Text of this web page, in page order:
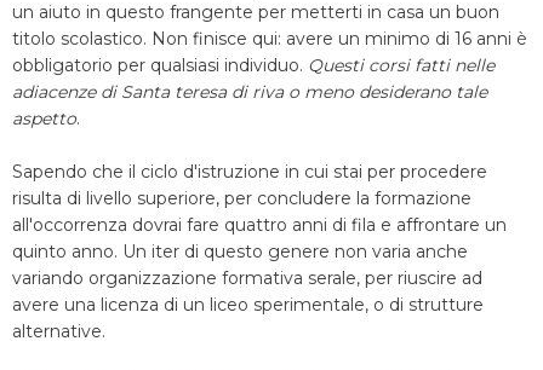
un aiuto in questo frangente per metterti in casa un buon
titolo scolastico. Non finisce qui: avere un minimo di 16 anni è
obbligatorio per qualsiasi individuo. Questi corsi fatti nelle
adiacenze di Santa teresa di riva o meno desiderano tale
aspetto.
Sapendo che il ciclo d'istruzione in cui stai per procedere
risulta di livello superiore, per concludere la formazione
all'occorrenza dovrai fare quattro anni di fila e affrontare un
quinto anno. Un iter di questo genere non varia anche
variando organizzazione formativa serale, per riuscire ad
avere una licenza di un liceo sperimentale, o di strutture
alternative.